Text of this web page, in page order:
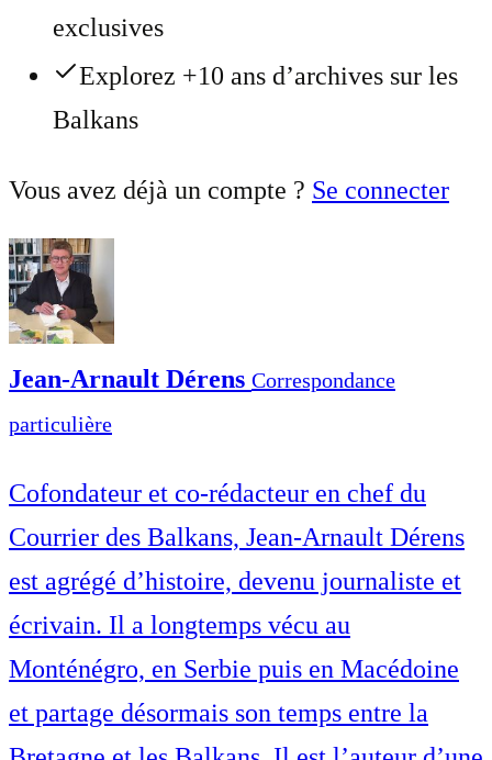
exclusives
Explorez +10 ans d’archives sur les
Balkans
Vous avez déjà un compte ? Se connecter
Jean-Arnault Dérens Correspondance
particulière
Cofondateur et co-rédacteur en chef du
Courrier des Balkans, Jean-Arnault Dérens
est agrégé d’histoire, devenu journaliste et
écrivain. Il a longtemps vécu au
Monténégro, en Serbie puis en Macédoine
et partage désormais son temps entre la